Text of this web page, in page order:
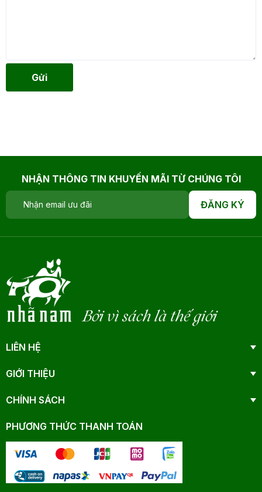
Gửi
NHẬN THÔNG TIN KHUYẾN MÃI TỪ CHÚNG TÔI
ĐĂNG KÝ
Bởi vì sách là thế giới
LIÊN HỆ
GIỚI THIỆU
CHÍNH SÁCH
PHƯƠNG THỨC THANH TOÁN